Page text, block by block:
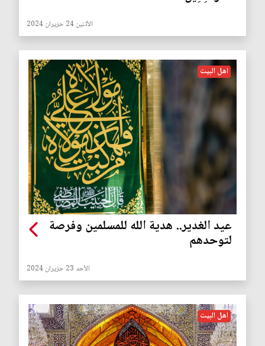
الأثنين 24 حزيران 2024
اهل البيت
عيد الغدير.. هدية الله للمسلمين وفرصة
لتوحدهم
الأحد 23 حزيران 2024
اهل البيت